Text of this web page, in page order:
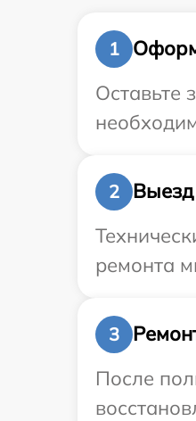
1
Оставьте
2
ремонта
3
После